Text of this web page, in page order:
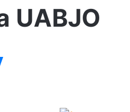
UABJO